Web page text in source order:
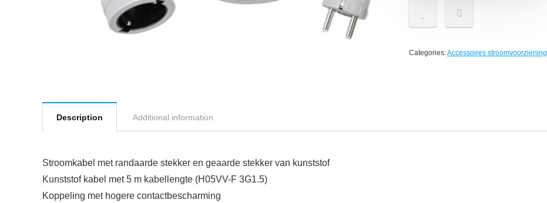
Categories:Accessoires stroomvoorziening
Description Additional information
Stroomkabel met randaarde stekker en geaarde stekker van kunststof
Kunststof kabel met 5 m kabellengte (H05VV-F 3G1.5)
Koppeling met hogere contactbescharming